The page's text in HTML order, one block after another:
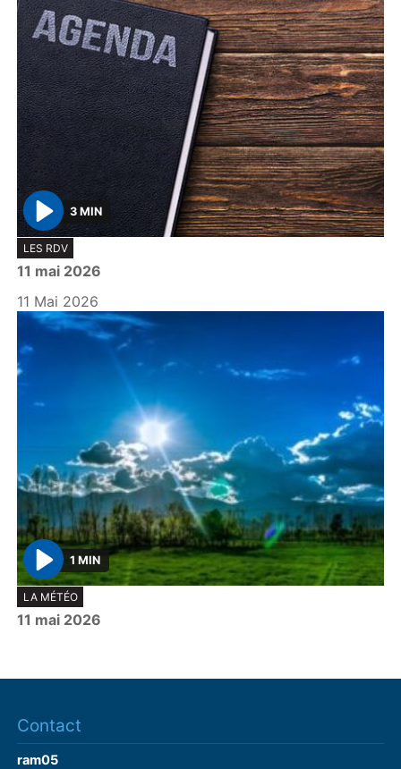
P
l
a
y
3 MIN
LES RDV
11 mai 2026
11 Mai 2026
P
l
a
1 MIN
LA MÉTÉO
11 mai 2026
Contact
ram05